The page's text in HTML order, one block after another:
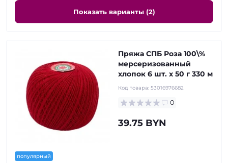
Показать варианты (2)
популярный
Пряжа СПБ Роза 100\%
мерсеризованный
хлопок 6 шт. х 50 г 330 м
Код товара: 53016976682
0
39.75 BYN